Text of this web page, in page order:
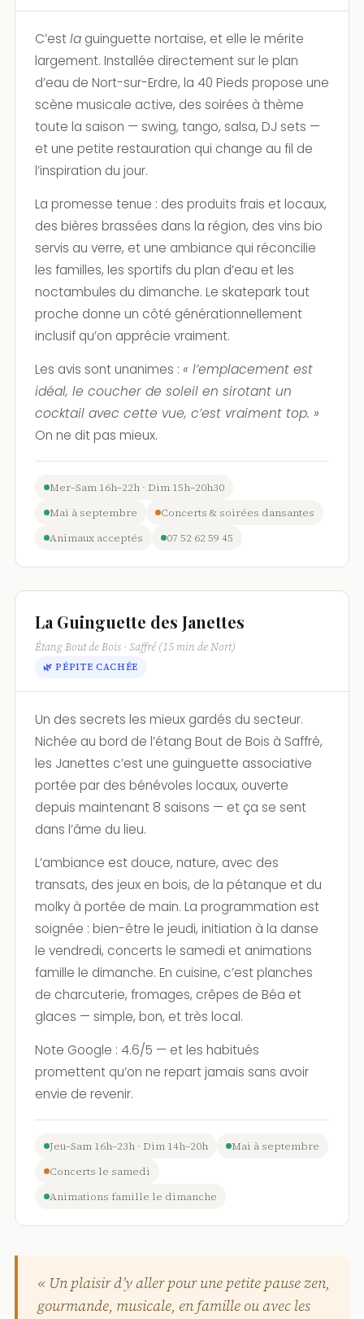
C’estla guinguette nortaise, et elle le mérite
largement. Installée directement sur le plan
d’eau de Nort-sur-Erdre, la 40 Pieds propose une
scène musicale active, des soirées à thème
toute la saison — swing, tango, salsa, DJ sets —
et une petite restauration qui change au fil de
l’inspiration du jour.
La promesse tenue : des produits frais et locaux,
des bières brassées dans la région, des vins bio
servis au verre, et une ambiance qui réconcilie
les familles, les sportifs du plan d’eau et les
noctambules du dimanche. Le skatepark tout
proche donne un côté générationnellement
inclusif qu’on apprécie vraiment.
Les avis sont unanimes : « l’emplacement est
idéal, le coucher de soleil en sirotant un
cocktail avec cette vue, c’est vraiment top. »
On ne dit pas mieux.
Mer–Sam 16h–22h · Dim 15h–20h30
Mai à septembre
Concerts & soirées dansantes
Animaux acceptés
07 52 62 59 45
La Guinguette des Janettes
Étang Bout de Bois · Saffré (15 min de Nort)
🌿 PÉPITE CACHÉE
Un des secrets les mieux gardés du secteur.
Nichée au bord de l’étang Bout de Bois à Saffré,
les Janettes c’est une guinguette associative
portée par des bénévoles locaux, ouverte
depuis maintenant 8 saisons — et ça se sent
dans l’âme du lieu.
L’ambiance est douce, nature, avec des
transats, des jeux en bois, de la pétanque et du
molky à portée de main. La programmation est
soignée : bien-être le jeudi, initiation à la danse
le vendredi, concerts le samedi et animations
famille le dimanche. En cuisine, c’est planches
de charcuterie, fromages, crêpes de Béa et
glaces — simple, bon, et très local.
Note Google : 4.6/5 — et les habitués
promettent qu’on ne repart jamais sans avoir
envie de revenir.
Jeu–Sam 16h–23h · Dim 14h–20h
Mai à septembre
Concerts le samedi
Animations famille le dimanche
« Un plaisir d’y aller pour une petite pause zen,
gourmande, musicale, en famille ou avec les